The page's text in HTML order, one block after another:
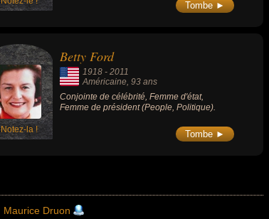
Tombe ►
Notez-la !
Betty Ford
1918 -2011
Américaine , 93 ans
Conjointe de célébrité, Femme d'état,
Femme de président (People, Politique).
Tombe ►
Maurice Druon